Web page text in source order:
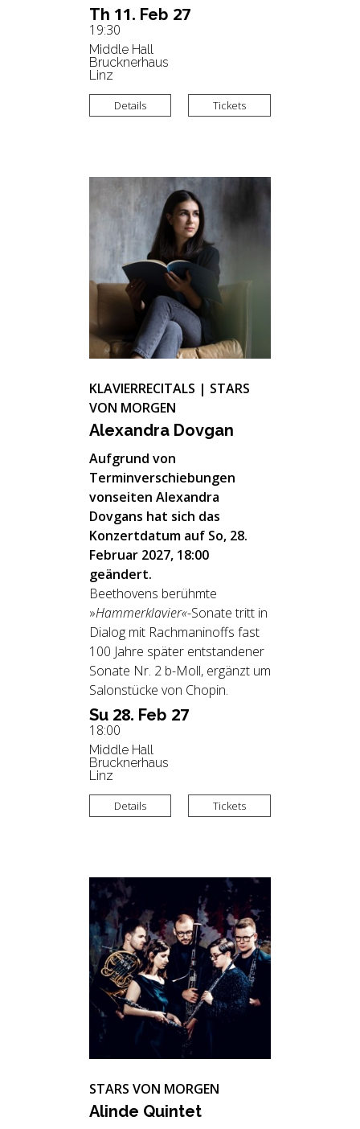
Th 11. Feb 27
19:30
Middle Hall
Brucknerhaus
Linz
Details Tickets
Su 28. Feb 27
18:00
Middle Hall
Brucknerhaus
Linz
KLAVIERRECITALS | STARS
VON MORGEN
Alex­an­dra Dov­gan
Aufgrund von
Terminverschiebungen
vonseiten Alexandra
Dovgans hat sich das
Konzertdatum auf So, 28.
Februar 2027, 18:00
geändert.
Beethovens berühmte
»Hammerklavier«-Sonate tritt in
Dialog mit Rachmaninoffs fast
100 Jahre später entstandener
Sonate Nr. 2 b-Moll, ergänzt um
Salonstücke von Chopin.
Details Tickets
STARS VON MORGEN
Alin­de Quin­tet